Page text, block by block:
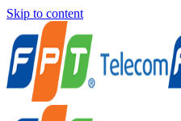
Skip to content